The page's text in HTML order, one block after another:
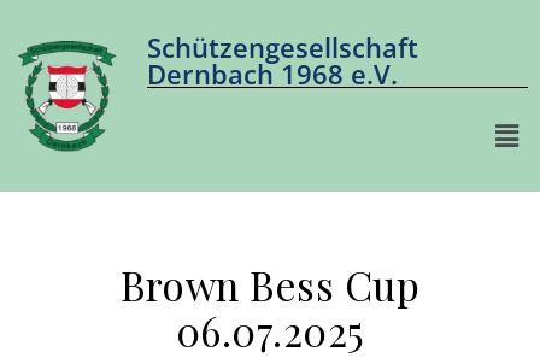
Schützengesellschaft
Dernbach 1968 e.V.
Brown Bess Cup
06.07.2025